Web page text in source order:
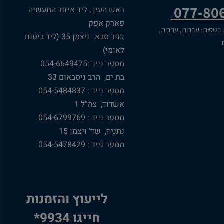
077-
בשפות: עברית, ערבית,
ראש העין , ליד איזור התעשיה
פארק אפק
כפר סבא, ויצמן 35 (ליד ביטוח
לאומי)
מספר נייד :054-6649475
בת ים, הרב ניסבאום 33
מספר נייד : 054-5484837
אשדוד, צה”ל 1
מספר נייד : 054-6799769
נתניה, שד' ויצמן 15
מספר נייד : 054-5478429
לייעוץ והזמנות
חייגו 9934*